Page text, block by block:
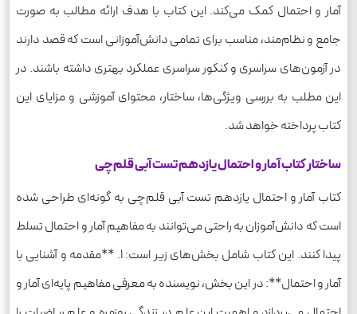
آمار و احتمال کمک می‌کند. این کتاب با هدف ارائه مطالب به صورت
جامع و نظام‌مند، مناسب برای تمامی دانش‌آموزانی است که قصد دارند
در آزمون‌های سراسری و کنکور سراسری عملکرد بهتری داشته باشند. در
این مطلب به بررسی ویژگی‌ها، ساختار، محتوای آموزشی و مزایای این
کتاب پرداخته خواهد شد.
ساختار کتاب آمار و احتمال یازدهم تست آبی قلم‌چی
کتاب آمار و احتمال یازدهم تست آبی قلم‌چی به گونه‌ای طراحی شده
است که دانش‌آموزان به راحتی می‌توانند به مفاهیم آمار و احتمال تسلط
پیدا کنند. این کتاب شامل بخش‌های زیر است: 1. **مقدمه و آشنایی با
آمار و احتمال**: در این بخش، نویسنده به معرفی مفاهیم پایه‌ای آمار و